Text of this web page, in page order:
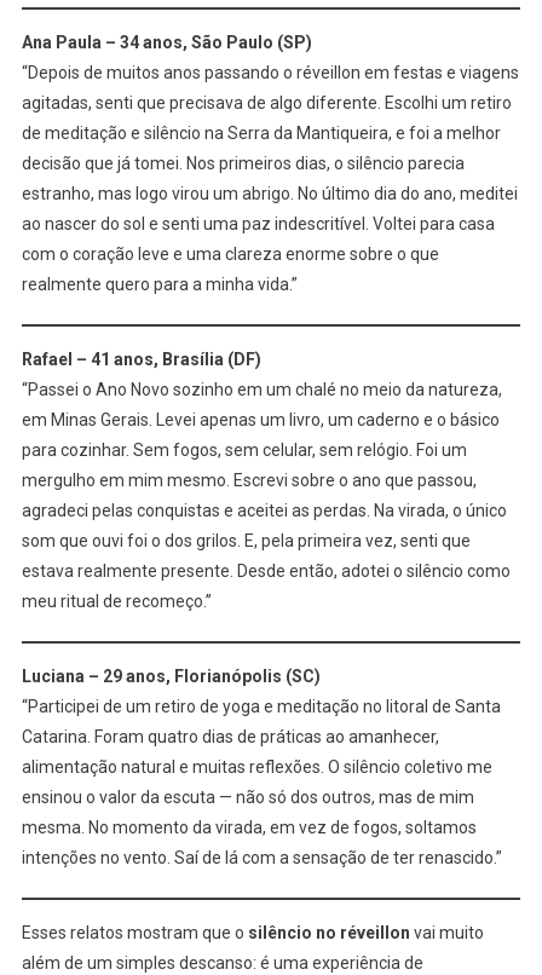
Ana Paula – 34 anos, São Paulo (SP)
“Depois de muitos anos passando o réveillon em festas e viagens
agitadas, senti que precisava de algo diferente. Escolhi um retiro
de meditação e silêncio na Serra da Mantiqueira, e foi a melhor
decisão que já tomei. Nos primeiros dias, o silêncio parecia
estranho, mas logo virou um abrigo. No último dia do ano, meditei
ao nascer do sol e senti uma paz indescritível. Voltei para casa
com o coração leve e uma clareza enorme sobre o que
realmente quero para a minha vida.”
Rafael – 41 anos, Brasília (DF)
“Passei o Ano Novo sozinho em um chalé no meio da natureza,
em Minas Gerais. Levei apenas um livro, um caderno e o básico
para cozinhar. Sem fogos, sem celular, sem relógio. Foi um
mergulho em mim mesmo. Escrevi sobre o ano que passou,
agradeci pelas conquistas e aceitei as perdas. Na virada, o único
som que ouvi foi o dos grilos. E, pela primeira vez, senti que
estava realmente presente. Desde então, adotei o silêncio como
meu ritual de recomeço.”
Luciana – 29 anos, Florianópolis (SC)
“Participei de um retiro de yoga e meditação no litoral de Santa
Catarina. Foram quatro dias de práticas ao amanhecer,
alimentação natural e muitas reflexões. O silêncio coletivo me
ensinou o valor da escuta — não só dos outros, mas de mim
mesma. No momento da virada, em vez de fogos, soltamos
intenções no vento. Saí de lá com a sensação de ter renascido.”
Esses relatos mostram que o silêncio no réveillon vai muito
além de um simples descanso: é uma experiência de